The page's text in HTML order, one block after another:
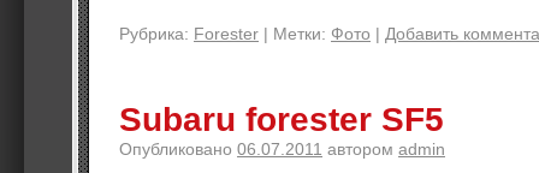
Рубрика: Forester | Метки: Фото | Добавить
Subaru forester SF5
Опубликовано 06.07.2011 автором admin